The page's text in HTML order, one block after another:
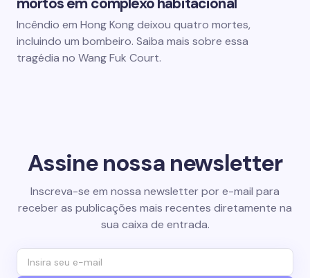
Incêndio em Hong Kong deixou quatro mortes,
incluindo um bombeiro. Saiba mais sobre essa
tragédia no Wang Fuk Court.
Assine nossa newsletter
Inscreva-se em nossa newsletter por e-mail para
receber as publicações mais recentes diretamente na
sua caixa de entrada.